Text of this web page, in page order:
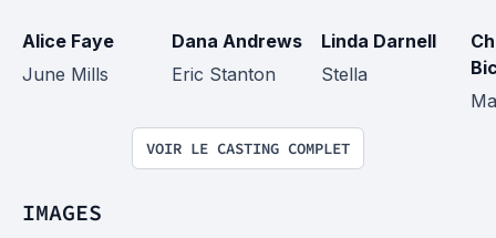
Alice Faye
June Mills
Dana Andrews
Eric Stanton
Linda Darnell
Stella
VOIR LE CASTING COMPLET
IMAGES